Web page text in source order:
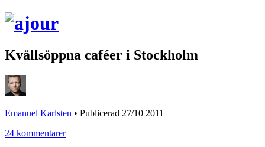
Kvällsöppna caféer i Stockholm
Emanuel Karlsten • Publicerad 27/10 2011
24 kommentarer